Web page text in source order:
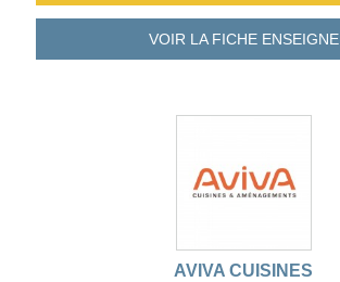
VOIR LA FICHEENSEIGNE
AVIVA CUISINES